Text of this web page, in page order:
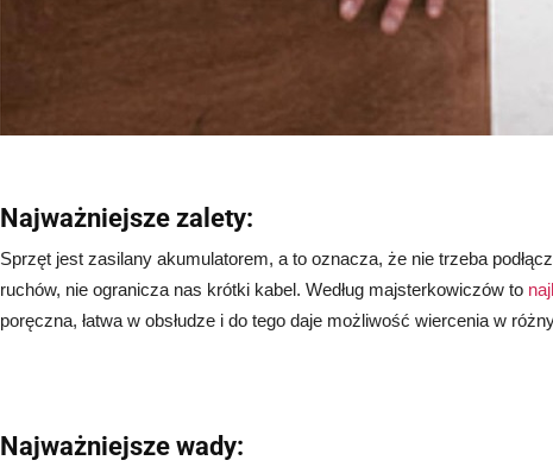
Najważniejsze zalety:
Sprzęt jest zasilany akumulatorem, a to oznacza, że nie trzeba
ruchów, nie ogranicza nas krótki kabel. Według majsterkowiczów to
poręczna, łatwa w obsłudze i do tego daje możliwość wiercenia w
Najważniejsze wady: